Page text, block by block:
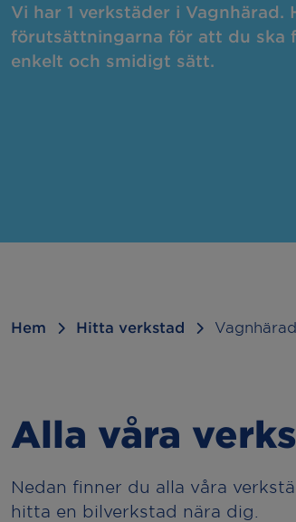
Däckbyte
Felsökning
Dragkrok
Vi har 1 verkstäder i Vagnhärad.
förutsättningarna för att du ska
enkelt och smidigt sätt.
Hem Hitta verkstad Vagnhärad
Alla våra
Nedan finner du alla våra
hitta en bilverkstad nära dig.